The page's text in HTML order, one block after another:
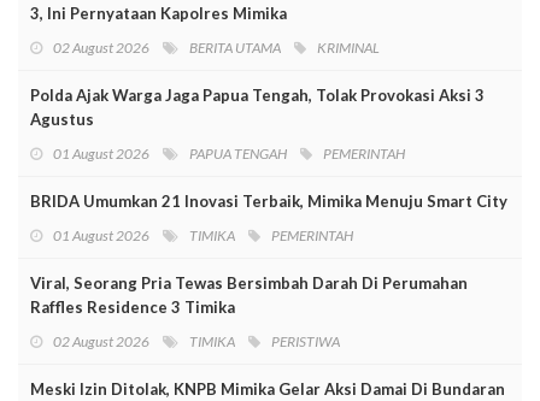
3, Ini Pernyataan Kapolres Mimika
02 August 2026 BERITA UTAMA KRIMINAL
Polda Ajak Warga Jaga Papua Tengah, Tolak Provokasi Aksi 3
Agustus
01 August 2026 PAPUA TENGAH PEMERINTAH
BRIDA Umumkan 21 Inovasi Terbaik, Mimika Menuju Smart City
01 August 2026 TIMIKA PEMERINTAH
Viral, Seorang Pria Tewas Bersimbah Darah Di Perumahan
Raffles Residence 3 Timika
02 August 2026 TIMIKA PERISTIWA
Meski Izin Ditolak, KNPB Mimika Gelar Aksi Damai Di Bundaran